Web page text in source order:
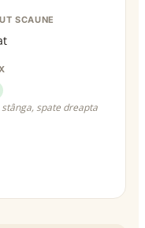
SCAUNE
spate dreapta